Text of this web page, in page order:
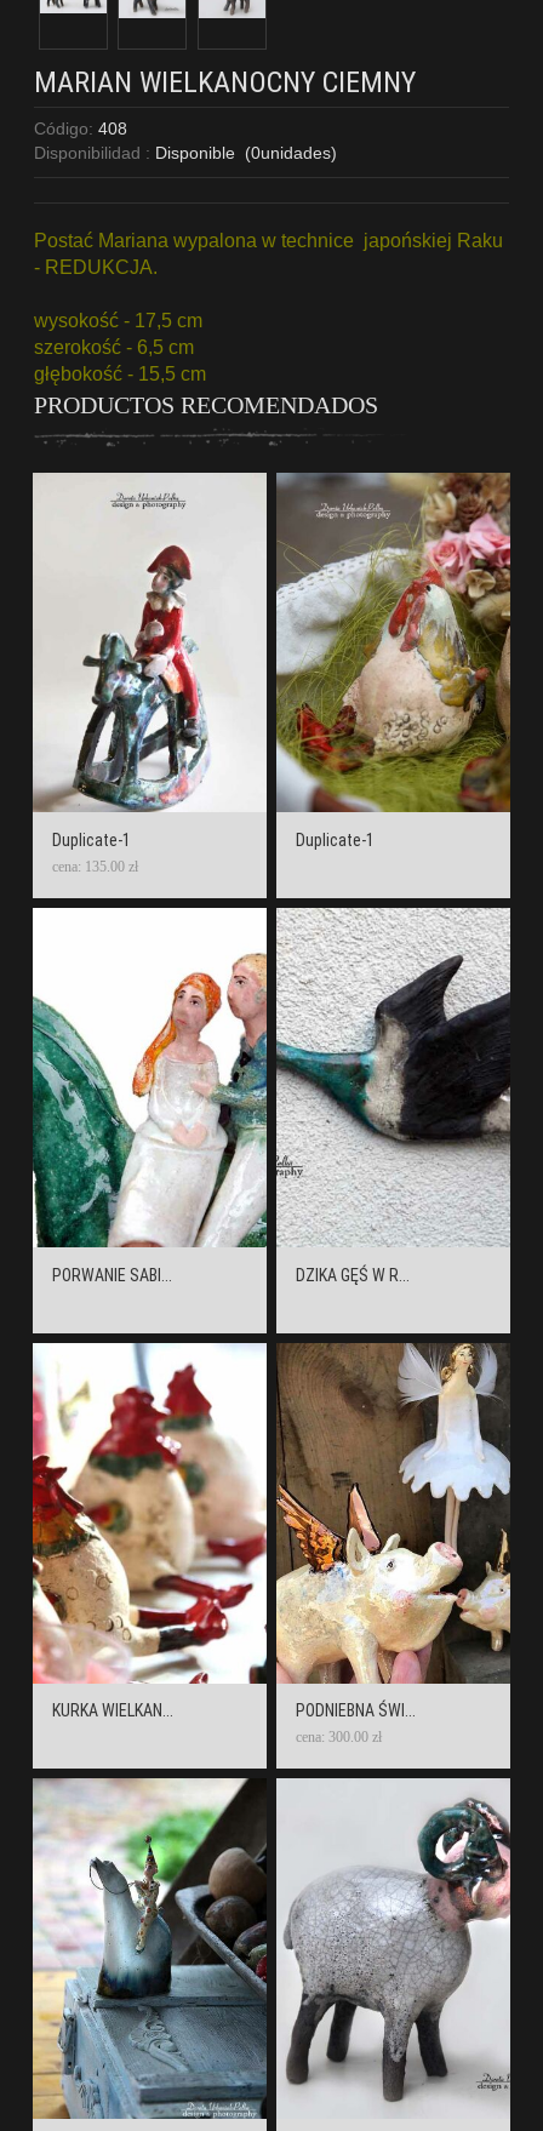
MARIAN WIELKANOCNY CIEMNY
Código: 408
Disponibilidad : Disponible (0unidades)
Postać Mariana wypalona w technice japońskiej Raku
- REDUKCJA.
wysokość - 17,5 cm
szerokość - 6,5 cm
głębokość - 15,5 cm
PRODUCTOS RECOMENDADOS
Duplicate-1
cena: 135.00 zł
Duplicate-1
PORWANIE SABI... DZIKA GĘŚ W R...
KURKA WIELKAN... PODNIEBNA ŚWI...
cena: 300.00 zł